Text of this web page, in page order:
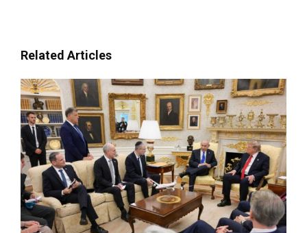
Related Articles